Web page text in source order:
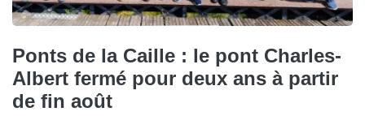
Ponts de la Caille : le pont Charles-
Albert fermé pour deux ans à partir
de fin août